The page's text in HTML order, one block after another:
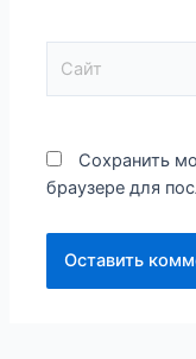
Сохранить
браузере для